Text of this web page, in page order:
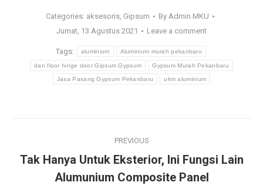
Categories: aksesoris, Gipsum By Admin MKU
Jumat, 13 Agustus 2021
Leave a comment
Tags: aluminium Aluminium murah pekanbaru
dan floor hinge door Gipsum Gypsum Gypsum Murah Pekanbaru
Jasa Pasang Gypsum Pekanbaru ukm aluminium
navigation
PREVIOUS
Previous
post:
Tak Hanya Untuk Eksterior, Ini Fungsi Lain
Alumunium Composite Panel